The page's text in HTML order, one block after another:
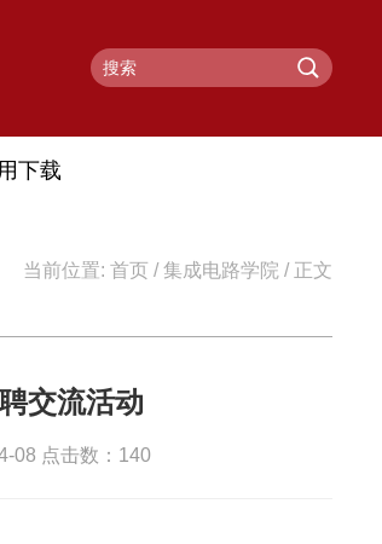
下载
当前位置: 首页 /集成电路学院 / 正文
交流活动
08 点击数： 140